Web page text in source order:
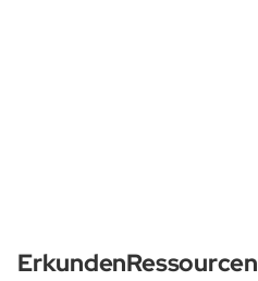
ErkundenRessourcen